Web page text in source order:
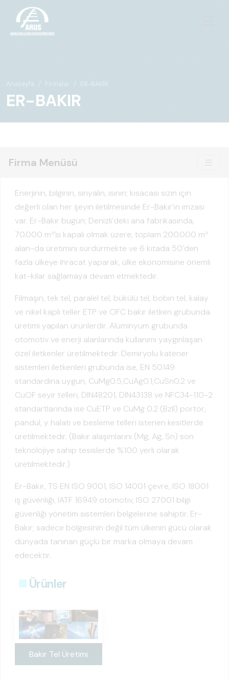
Anasayfa Firmalar ER-BAKIR
ER-BAKIR
Firma Menüsü
Enerjinin, bilginin, sinyalin, ısının; kısacası sizin için
değerli olan her şeyin iletilmesinde Er-Bakır’ın imzası
var. Er-Bakır bugün; Denizli’deki ana fabrikasında,
70.000 m²’si kapalı olmak üzere, toplam 200.000 m²
alan-da üretimini sürdürmekte ve 6 kıtada 50’den
fazla ülkeye ihracat yaparak, ülke ekonomisine önemli
kat-kılar sağlamaya devam etmektedir.
Filmaşin, tek tel, paralel tel, bükülü tel, bobin tel, kalay
ve nikel kaplı teller ETP ve OFC bakır iletken grubunda
üretimi yapılan ürünlerdir. Alüminyum grubunda
otomotiv ve enerji alanlarında kullanımı yaygınlaşan
özel iletkenler üretilmektedir. Demiryolu katener
sistemleri iletkenleri grubunda ise, EN 50149
standardına uygun, CuMg0.5,CuAg0.1,CuSn0.2 ve
CuOF seyir telleri, DIN48201, DIN43138 ve NFC34-110-2
standartlarında ise CuETP ve CuMg 0.2 (BzII) portör,
pandül, y halatı ve besleme telleri istenen kesitlerde
üretilmektedir. (Bakır alaşımlarını (Mg, Ag, Sn) son
teknolojiye sahip tesislerde %100 yerli olarak
üretilmektedir.)
Er-Bakır, TS EN ISO 9001, ISO 14001 çevre, ISO 18001
iş güvenliği, IATF 16949 otomotiv, ISO 27001 bilgi
güvenliği yönetim sistemleri belgelerine sahiptir. Er-
Bakır; sadece bölgesinin değil tüm ülkenin gücü olarak
dünyada tanınan güçlü bir marka olmaya devam
edecektir.
Ürünler
Bakır Tel Üretimi